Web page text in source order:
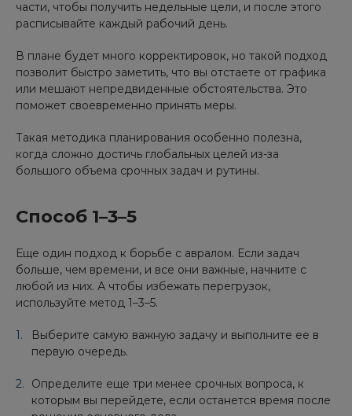
части, чтобы получить недельные цели, и после этого
расписывайте каждый рабочий день.
В плане будет много корректировок, но такой подход
позволит быстро заметить, что вы отстаете от графика
или мешают непредвиденные обстоятельства. Это
поможет своевременно принять меры.
Такая методика планирования особенно полезна,
когда сложно достичь глобальных целей из-за
большого объема срочных задач и рутины.
Способ 1–3–5
Еще один подход к борьбе с авралом. Если задач
больше, чем времени, и все они важные, начните с
любой из них. А чтобы избежать перегрузок,
используйте метод 1–3–5.
Выберите самую важную задачу и выполните ее в
первую очередь.
Определите еще три менее срочных вопроса, к
которым вы перейдете, если останется время после